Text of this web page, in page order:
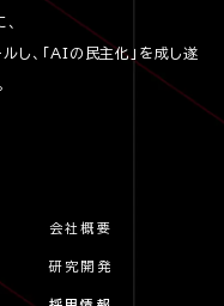
し、「AIの民主化」を成し遂
会社概要
研究開発